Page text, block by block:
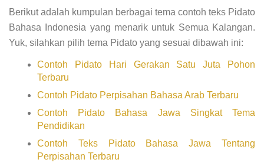
Berikut adalah kumpulan berbagai tema contoh teks Pidato
Bahasa Indonesia yang menarik untuk Semua Kalangan.
Yuk, silahkan pilih tema Pidato yang sesuai dibawah ini:
Contoh Pidato Hari Gerakan Satu Juta Pohon
Terbaru
Contoh Pidato Perpisahan Bahasa Arab Terbaru
Contoh Pidato Bahasa Jawa Singkat Tema
Pendidikan
Contoh Teks Pidato Bahasa Jawa Tentang
Perpisahan Terbaru